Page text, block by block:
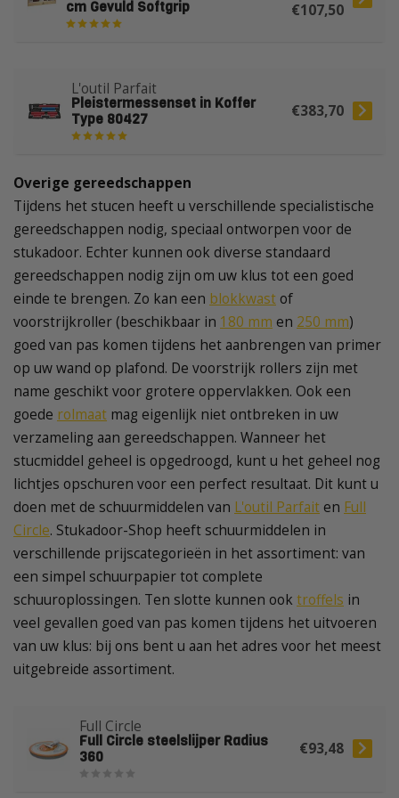
cm Gevuld Softgrip
€107,50
L'outil Parfait
Pleistermessenset in Koffer
Type 80427
€383,70
Overige gereedschappen
Tijdens het stucen heeft u verschillende specialistische
gereedschappen nodig, speciaal ontworpen voor de
stukadoor. Echter kunnen ook diverse standaard
gereedschappen nodig zijn om uw klus tot een goed
einde te brengen. Zo kan een blokkwast of
voorstrijkroller (beschikbaar in 180 mm en 250 mm)
goed van pas komen tijdens het aanbrengen van primer
op uw wand op plafond. De voorstrijk rollers zijn met
name geschikt voor grotere oppervlakken. Ook een
goede rolmaat mag eigenlijk niet ontbreken in uw
verzameling aan gereedschappen. Wanneer het
stucmiddel geheel is opgedroogd, kunt u het geheel nog
lichtjes opschuren voor een perfect resultaat. Dit kunt u
doen met de schuurmiddelen van L'outil Parfait en Full
Circle. Stukadoor-Shop heeft schuurmiddelen in
verschillende prijscategorieën in het assortiment: van
een simpel schuurpapier tot complete
schuuroplossingen. Ten slotte kunnen ook troffels in
veel gevallen goed van pas komen tijdens het uitvoeren
van uw klus: bij ons bent u aan het adres voor het meest
uitgebreide assortiment.
Full Circle
Full Circle steelslijper Radius
360
€93,48